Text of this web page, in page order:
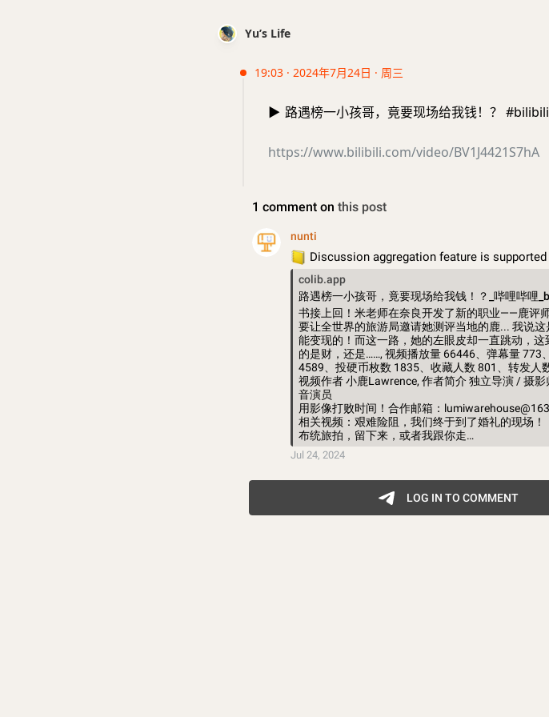
Yu’s Life
19:03 · 2024年7月24日 · 周三
▶️ 路遇榜一小孩哥，竟要现场给我钱！？ #bilibili
https://www.bilibili.com/video/BV1J4421S7hA